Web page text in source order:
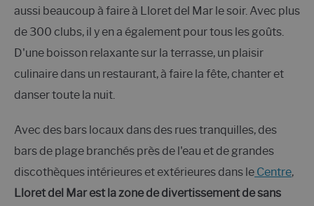
aussi beaucoup à faire à Lloret del Mar le soir. Avec plus
de 300 clubs, il y en a également pour tous les goûts.
D'une boisson relaxante sur la terrasse, un plaisir
culinaire dans un restaurant, à faire la fête, chanter et
danser toute la nuit.
Avec des bars locaux dans des rues tranquilles, des
bars de plage branchés près de l'eau et de grandes
discothèques intérieures et extérieures dans le Centre,
Lloret del Mar est la zone de divertissement de sans